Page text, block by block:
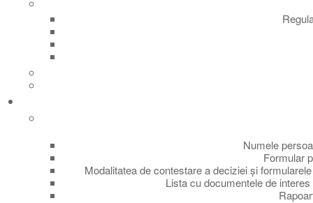
Numele
Formular
Modalitatea de contestare a deciziei și
Lista cu documentele de